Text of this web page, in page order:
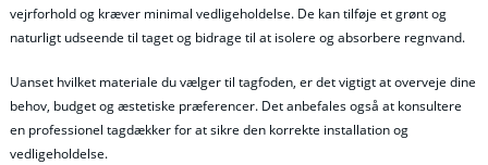
vejrforhold og kræver minimal vedligeholdelse. De kan tilføje et grønt og
naturligt udseende til taget og bidrage til at isolere og absorbere regnvand.
Uanset hvilket materiale du vælger til tagfoden, er det vigtigt at overveje dine
behov, budget og æstetiske præferencer. Det anbefales også at konsultere
en professionel tagdækker for at sikre den korrekte installation og
vedligeholdelse.